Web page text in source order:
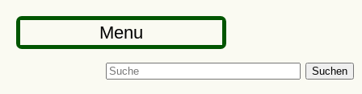
Menu
Suchen